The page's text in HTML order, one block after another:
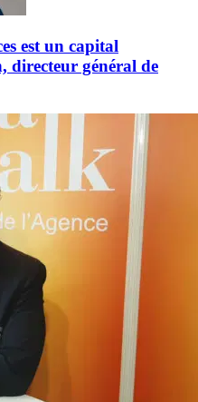
est un capital
directeur général de